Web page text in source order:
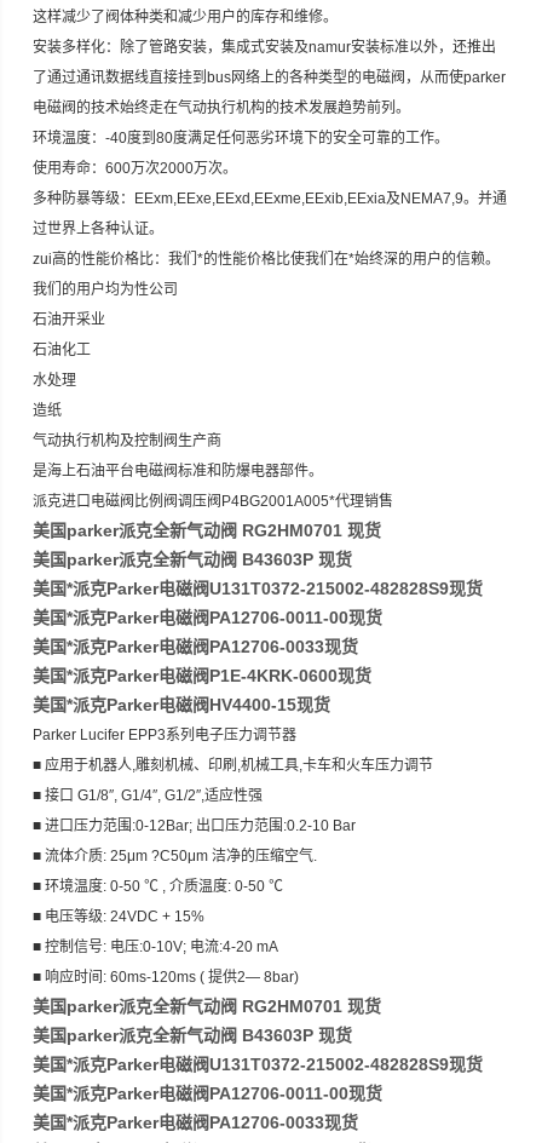
这样减少了阀体种类和减少用户的库存和维修。
安装多样化：除了管路安装，集成式安装及namur安装标准以外，还推出
了通过通讯数据线直接挂到bus网络上的各种类型的电磁阀，从而使parker
电磁阀的技术始终走在气动执行机构的技术发展趋势前列。
环境温度：-40度到80度满足任何恶劣环境下的安全可靠的工作。
使用寿命：600万次2000万次。
多种防暴等级：EExm,EExe,EExd,EExme,EExib,EExia及NEMA7,9。并通
过世界上各种认证。
zui高的性能价格比：我们*的性能价格比使我们在*始终深的用户的信赖。
我们的用户均为性公司
石油开采业
石油化工
水处理
造纸
气动执行机构及控制阀生产商
是海上石油平台电磁阀标准和防爆电器部件。
派克进口电磁阀比例阀调压阀P4BG2001A005*代理销售
美国parker派克全新气动阀 RG2HM0701 现货
美国parker派克全新气动阀 B43603P 现货
美国*派克Parker电磁阀U131T0372-215002-482828S9现货
美国*派克Parker电磁阀PA12706-0011-00现货
美国*派克Parker电磁阀PA12706-0033现货
美国*派克Parker电磁阀P1E-4KRK-0600现货
美国*派克Parker电磁阀HV4400-15现货
Parker Lucifer EPP3系列电子压力调节器
■ 应用于机器人,雕刻机械、印刷,机械工具,卡车和火车压力调节
■ 接口 G1/8″, G1/4″, G1/2″,适应性强
■ 进口压力范围:0-12Bar; 出口压力范围:0.2-10 Bar
■ 流体介质: 25μm ?C50μm 洁净的压缩空气.
■ 环境温度: 0-50 ℃ , 介质温度: 0-50 ℃
■ 电压等级: 24VDC + 15%
■ 控制信号: 电压:0-10V; 电流:4-20 mA
■ 响应时间: 60ms-120ms ( 提供2― 8bar)
美国parker派克全新气动阀 RG2HM0701 现货
美国parker派克全新气动阀 B43603P 现货
美国*派克Parker电磁阀U131T0372-215002-482828S9现货
美国*派克Parker电磁阀PA12706-0011-00现货
美国*派克Parker电磁阀PA12706-0033现货